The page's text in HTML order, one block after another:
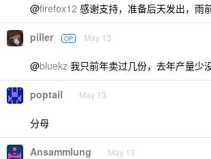
@firefox12 感谢支持，准备后天发出，雨
piller OP May 13
@bluekz 我只前年卖过几份，去年产量少
poptail May 13
分母
Ansammlung May 13